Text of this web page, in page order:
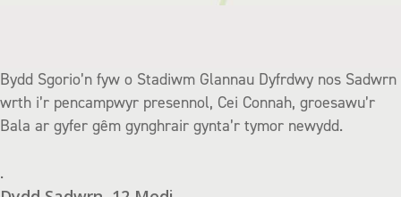
Bydd Sgorio’n fyw o Stadiwm Glannau Dyfrdwy nos Sadwrn
wrth i’r pencampwyr presennol, Cei Connah, groesawu’r
Bala ar gyfer gêm gynghrair gynta’r tymor newydd.
.